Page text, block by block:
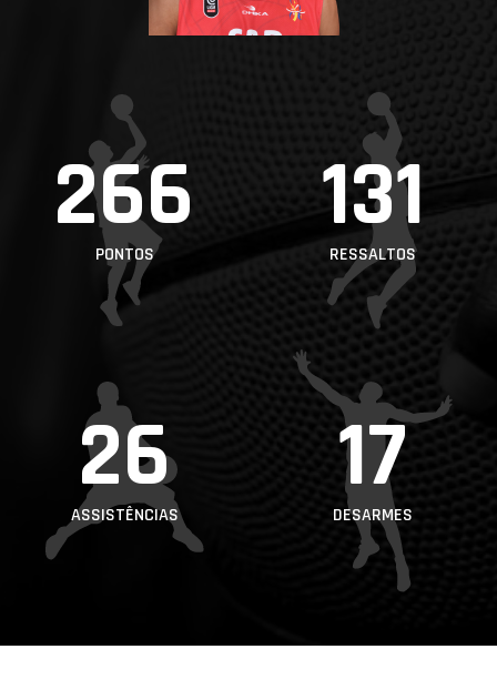
MASCULINA
LIGA BETCLIC
FEMININA
266
PONTOS
131
RESSALTOS
26
ASSISTÊNCIAS
17
DESARMES